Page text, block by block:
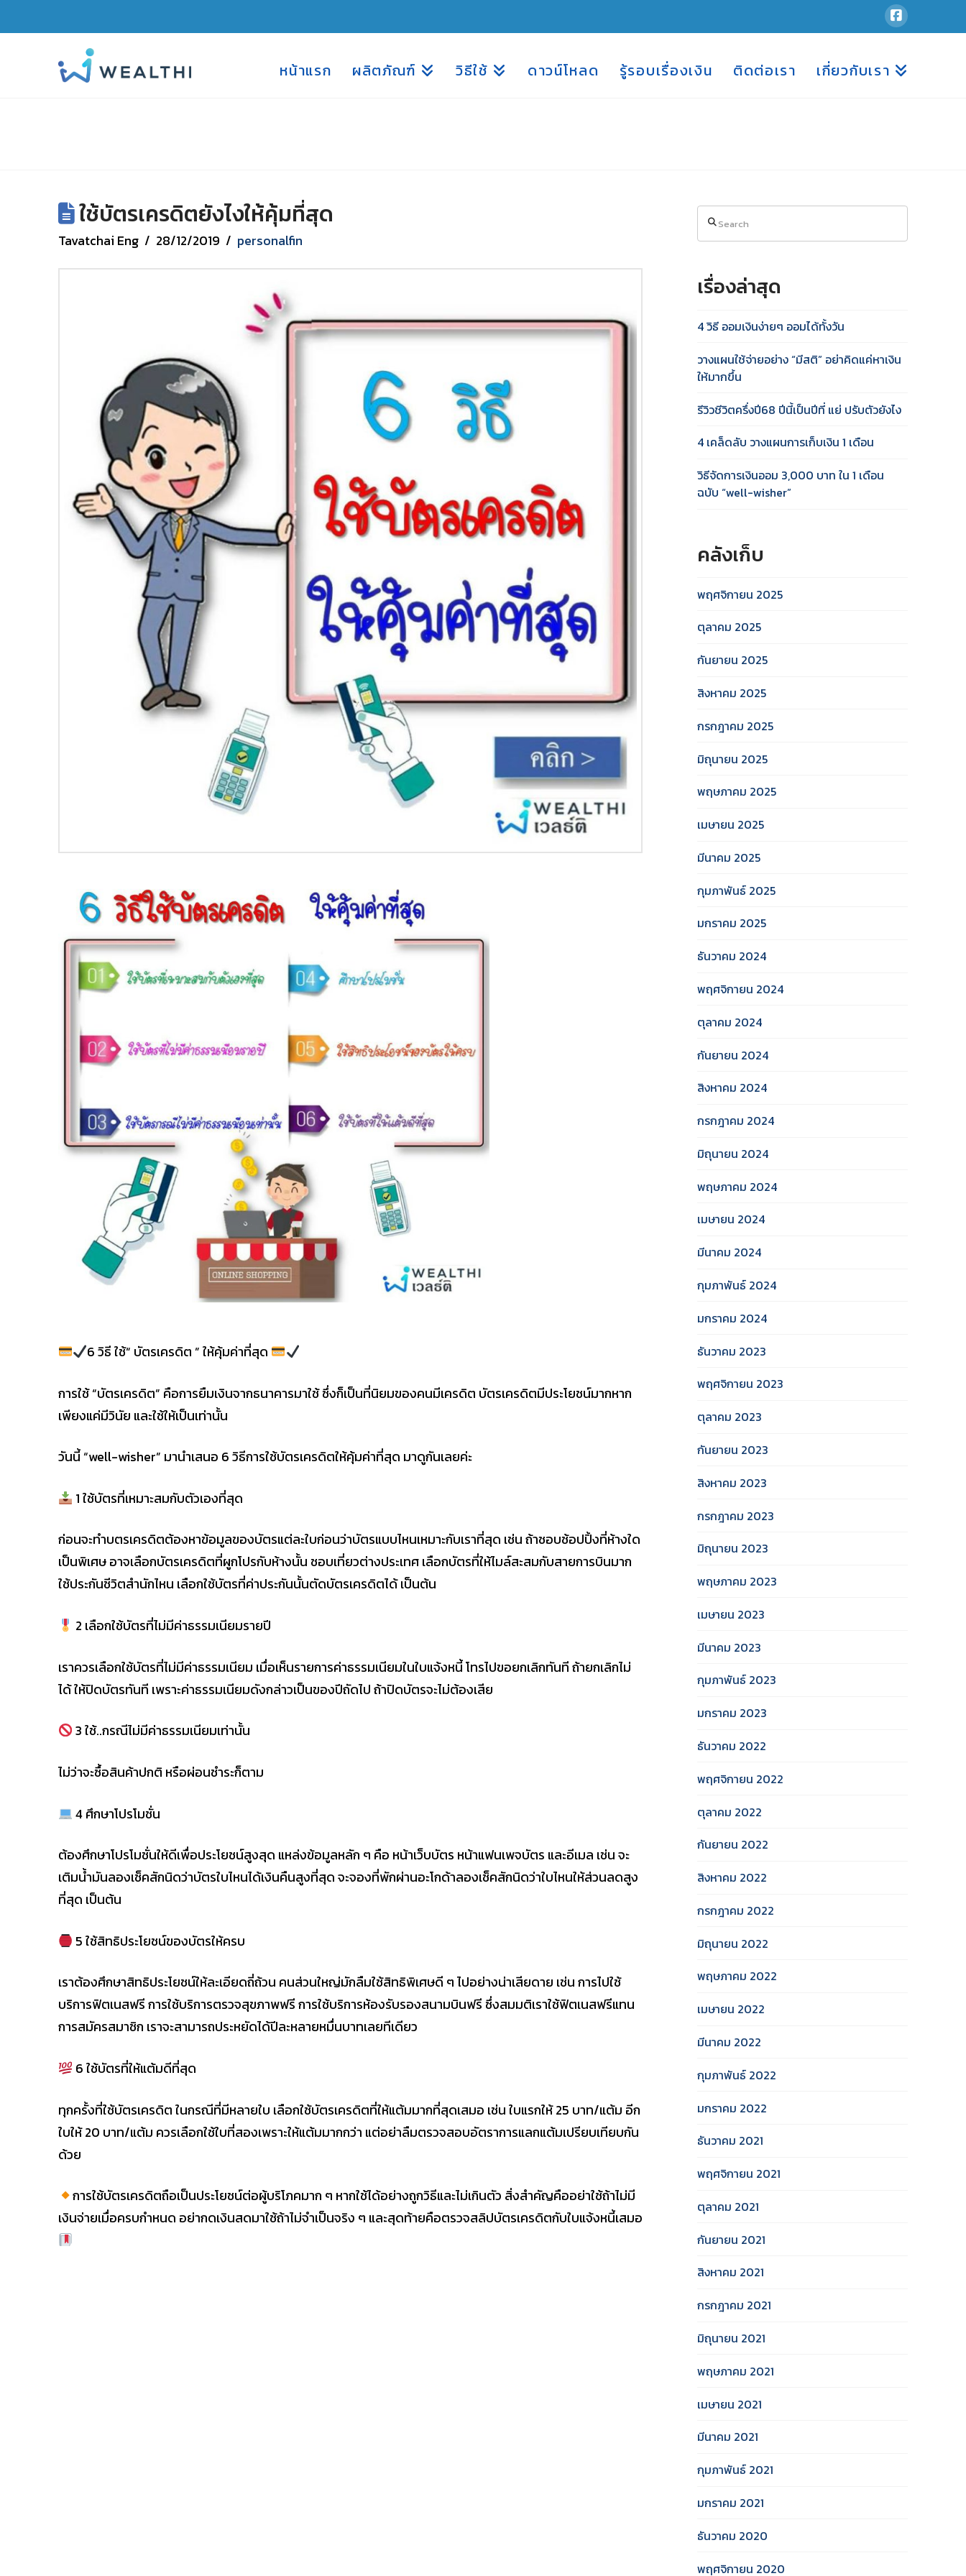
หน้าแรก ผลิตภัณฑ์ วิธีใช้ ดาวน์โหลด รู้รอบเรื่องเงิน ติดต่อเรา เกี่ยวกับเรา
ใช้บัตรเครดิตยังไงให้คุ้มที่สุด
Tavatchai Eng 28/12/2019 personalfin
6 วิธี ใช้“ บัตรเครดิต ” ให้คุ้มค่าที่สุด
การใช้ “บัตรเครดิต” คือการยืมเงินจากธนาคารมาใช้ ซึ่งก็เป็นที่นิยมของคนมีเครดิต บัตรเครดิตมีประโยชน์มากหาก
เพียงแค่มีวินัย และใช้ให้เป็นเท่านั้น
วันนี้ “well-wisher” มานำเสนอ 6 วิธีการใช้บัตรเครดิตให้คุ้มค่าที่สุด มาดูกันเลยค่ะ
1 ใช้บัตรที่เหมาะสมกับตัวเองที่สุด
ก่อนจะทำบตรเครดิตต้องหาข้อมูลของบัตรแต่ละใบก่อนว่าบัตรแบบไหนเหมาะกับเราที่สุด เช่น ถ้าชอบช้อปปิ้งที่ห้างใด
เป็นพิเศษ อาจเลือกบัตรเครดิตที่ผูกโปรกับห้างนั้น ชอบเที่ยวต่างประเทศ เลือกบัตรที่ให้ไมล์สะสมกับสายการบินมาก
ใช้ประกันชีวิตสำนักไหน เลือกใช้บัตรที่ค่าประกันนั้นตัดบัตรเครดิตได้ เป็นต้น
2 เลือกใช้บัตรที่ไม่มีค่าธรรมเนียมรายปี
เราควรเลือกใช้บัตรที่ไม่มีค่าธรรมเนียม เมื่อเห็นรายการค่าธรรมเนียมในใบแจ้งหนี้ โทรไปขอยกเลิกทันที ถ้ายกเลิกไม่
ได้ ให้ปิดบัตรทันที เพราะค่าธรรมเนียมดังกล่าวเป็นของปีถัดไป ถ้าปิดบัตรจะไม่ต้องเสีย
3 ใช้..กรณีไม่มีค่าธรรมเนียมเท่านั้น
ไม่ว่าจะซื้อสินค้าปกติ หรือผ่อนชำระก็ตาม
4 ศึกษาโปรโมชั่น
ต้องศึกษาโปรโมชั่นให้ดีเพื่อประโยชน์สูงสุด แหล่งข้อมูลหลัก ๆ คือ หน้าเว็บบัตร หน้าแฟนเพจบัตร และอีเมล เช่น จะ
เติมน้ำมันลองเช็คสักนิดว่าบัตรใบไหนได้เงินคืนสูงที่สุด จะจองที่พักผ่านอะโกด้าลองเช็คสักนิดว่าใบไหนให้ส่วนลดสูง
ที่สุด เป็นต้น
5 ใช้สิทธิประโยชน์ของบัตรให้ครบ
เราต้องศึกษาสิทธิประโยชน์ให้ละเอียดถี่ถ้วน คนส่วนใหญ่มักลืมใช้สิทธิพิเศษดี ๆ ไปอย่างน่าเสียดาย เช่น การไปใช้
บริการฟิตเนสฟรี การใช้บริการตรวจสุขภาพฟรี การใช้บริการห้องรับรองสนามบินฟรี ซึ่งสมมติเราใช้ฟิตเนสฟรีแทน
การสมัครสมาชิก เราจะสามารถประหยัดได้ปีละหลายหมื่นบาทเลยทีเดียว
6 ใช้บัตรที่ให้แต้มดีที่สุด
ทุกครั้งที่ใช้บัตรเครดิต ในกรณีที่มีหลายใบ เลือกใช้บัตรเครดิตที่ให้แต้มมากที่สุดเสมอ เช่น ใบแรกให้ 25 บาท/แต้ม อีก
ใบให้ 20 บาท/แต้ม ควรเลือกใช้ใบที่สองเพราะให้แต้มมากกว่า แต่อย่าลืมตรวจสอบอัตราการแลกแต้มเปรียบเทียบกัน
ด้วย
การใช้บัตรเครดิตถือเป็นประโยชน์ต่อผู้บริโภคมาก ๆ หากใช้ได้อย่างถูกวิธีและไม่เกินตัว สิ่งสำคัญคืออย่าใช้ถ้าไม่มี
เงินจ่ายเมื่อครบกำหนด อย่ากดเงินสดมาใช้ถ้าไม่จำเป็นจริง ๆ และสุดท้ายคือตรวจสลิปบัตรเครดิตกับใบแจ้งหนี้เสมอ
Search
เรื่องล่าสุด
4 วิธี ออมเงินง่ายๆ ออมได้ทั้งวัน
วางแผนใช้จ่ายอย่าง “มีสติ” อย่าคิดแค่หาเงิน
ให้มากขึ้น
รีวิวชีวิตครึ่งปี68 ปีนี้เป็นปีที่ แย่ ปรับตัวยังไง
4 เคล็ดลับ วางแผนการเก็บเงิน 1 เดือน
วิธีจัดการเงินออม 3,000 บาท ใน 1 เดือน
ฉบับ “well-wisher”
คลังเก็บ
พฤศจิกายน 2025
ตุลาคม 2025
กันยายน 2025
สิงหาคม 2025
กรกฎาคม 2025
มิถุนายน 2025
พฤษภาคม 2025
เมษายน 2025
มีนาคม 2025
กุมภาพันธ์ 2025
มกราคม 2025
ธันวาคม 2024
พฤศจิกายน 2024
ตุลาคม 2024
กันยายน 2024
สิงหาคม 2024
กรกฎาคม 2024
มิถุนายน 2024
พฤษภาคม 2024
เมษายน 2024
มีนาคม 2024
กุมภาพันธ์ 2024
มกราคม 2024
ธันวาคม 2023
พฤศจิกายน 2023
ตุลาคม 2023
กันยายน 2023
สิงหาคม 2023
กรกฎาคม 2023
มิถุนายน 2023
พฤษภาคม 2023
เมษายน 2023
มีนาคม 2023
กุมภาพันธ์ 2023
มกราคม 2023
ธันวาคม 2022
พฤศจิกายน 2022
ตุลาคม 2022
กันยายน 2022
สิงหาคม 2022
กรกฎาคม 2022
มิถุนายน 2022
พฤษภาคม 2022
เมษายน 2022
มีนาคม 2022
กุมภาพันธ์ 2022
มกราคม 2022
ธันวาคม 2021
พฤศจิกายน 2021
ตุลาคม 2021
กันยายน 2021
สิงหาคม 2021
กรกฎาคม 2021
มิถุนายน 2021
พฤษภาคม 2021
เมษายน 2021
มีนาคม 2021
กุมภาพันธ์ 2021
มกราคม 2021
ธันวาคม 2020
พฤศจิกายน 2020